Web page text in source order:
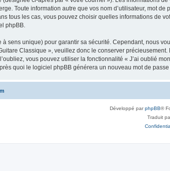
Toute information autre que vos nom d’utilisateur, mot
tous les cas, vous pouvez choisir quelles informations de
phpBB.
à sens unique) pour garantir sa sécurité. Cependant, nous
Classique », veuillez donc le conserver
vous pouvez utiliser la fonctionnalité « J’ai oublié
quoi le logiciel phpBB générera un nouveau mot de
Développé parphpBB®
Traduit